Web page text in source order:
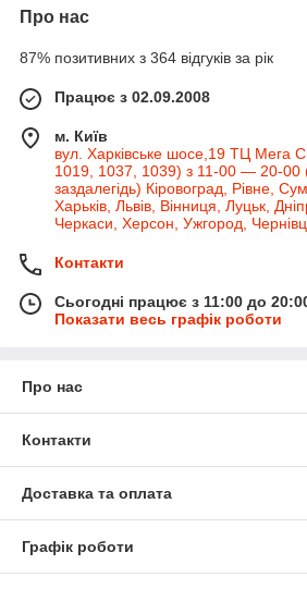
Про нас
87% позитивних з 364 відгуків за рік
Працює з 02.09.2008
м. Київ
вул. Харківське шосе,19 ТЦ Мега
1019, 1037, 1039) з 11-00 — 20-00
заздалегідь) Кіровоград, Рівне,
Харьків, Львів, Вінниця, Луцьк,
Черкаси, Херсон, Ужгород,
Контакти
Сьогодні працює з 11:00 до
Показати весь графік роботи
Про нас
Контакти
Доставка та оплата
Графік роботи